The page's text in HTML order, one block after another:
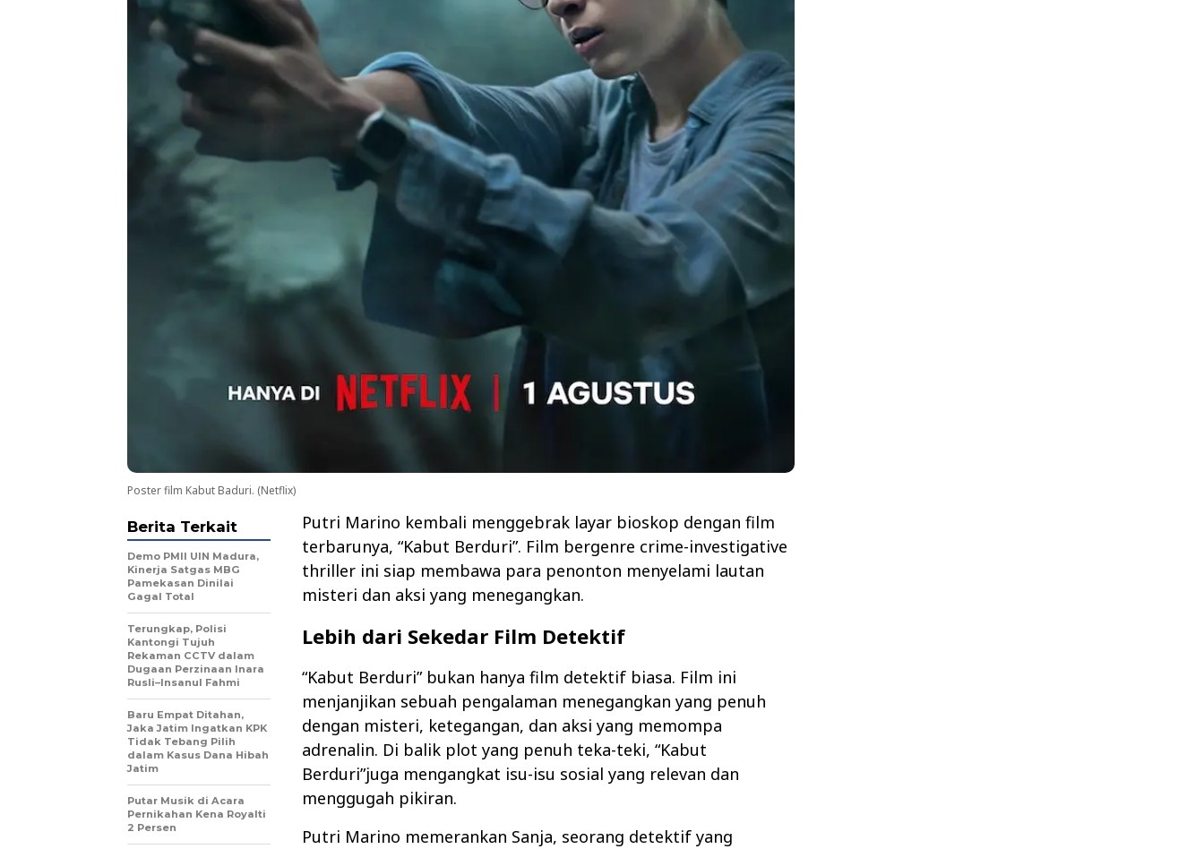
Poster film Kabut Baduri. (Netflix)
Putri Marino kembali menggebrak layar bioskop dengan film
terbarunya, “Kabut Berduri”. Film bergenre crime-investigative
thriller ini siap membawa para penonton menyelami lautan
misteri dan aksi yang menegangkan.
Lebih dari Sekedar Film Detektif
“Kabut Berduri” bukan hanya film detektif biasa. Film ini
menjanjikan sebuah pengalaman menegangkan yang penuh
dengan misteri, ketegangan, dan aksi yang memompa
adrenalin. Di balik plot yang penuh teka-teki, “Kabut
Berduri”juga mengangkat isu-isu sosial yang relevan dan
menggugah pikiran.
Putri Marino memerankan Sanja, seorang detektif yang
Berita Terkait
Demo PMII UIN Madura,
Kinerja Satgas MBG
Pamekasan Dinilai
Gagal Total
Terungkap, Polisi
Kantongi Tujuh
Rekaman CCTV dalam
Dugaan Perzinaan Inara
Rusli–Insanul Fahmi
Baru Empat Ditahan,
Jaka Jatim Ingatkan KPK
Tidak Tebang Pilih
dalam Kasus Dana Hibah
Jatim
Putar Musik di Acara
Pernikahan Kena Royalti
2 Persen